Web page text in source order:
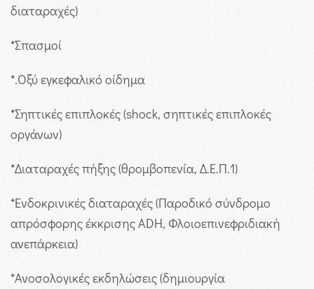
διαταραχές)
*Σπασμοί
*.Οξύ εγκεφαλικό οίδημα
*Σηπτικές επιπλοκές (shock, σηπτικές επιπλοκές
οργάνων)
*Διαταραχές πήξης (θρομβοπενία, Δ.Ε.Π.1)
*Ενδοκρινικές διαταραχές (Παροδικό σύνδρομο
απρόσφορης έκκρισης ADH, Φλοιοεπινεφριδιακή
ανεπάρκεια)
*Ανοσολογικές εκδηλώσεις (δημιουργία